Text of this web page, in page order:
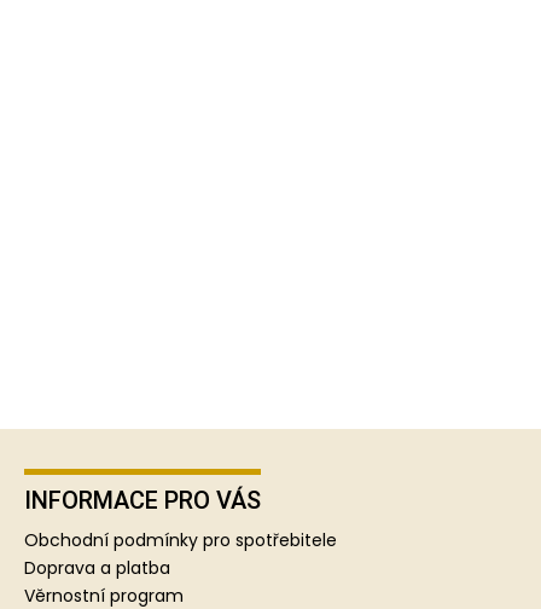
Z
INFORMACE PRO VÁS
Obchodní podmínky pro spotřebitele
Doprava a platba
Věrnostní program